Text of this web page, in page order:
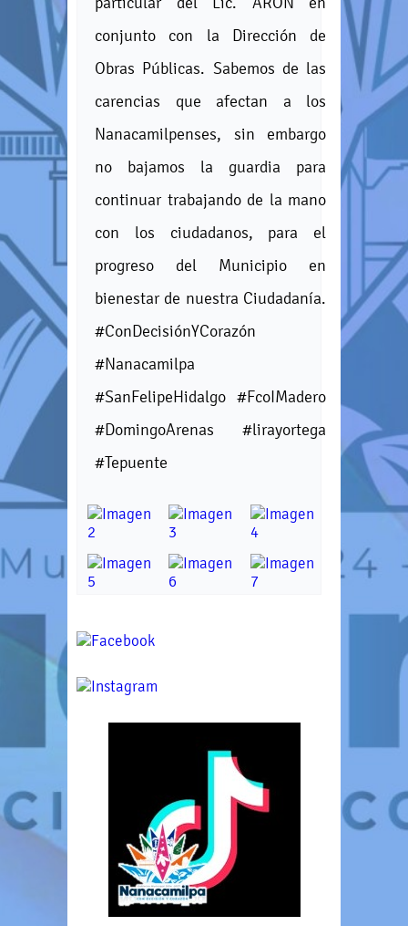
conjunto con la Dirección de
Obras Públicas. Sabemos de las
carencias que afectan a los
Nanacamilpenses, sin embargo
no bajamos la guardia para
continuar trabajando de la mano
con los ciudadanos, para el
progreso del Municipio en
bienestar de nuestra Ciudadanía.
#ConDecisiónYCorazón
#Nanacamilpa
#SanFelipeHidalgo #FcoIMadero
#DomingoArenas #lirayortega
#Tepuente